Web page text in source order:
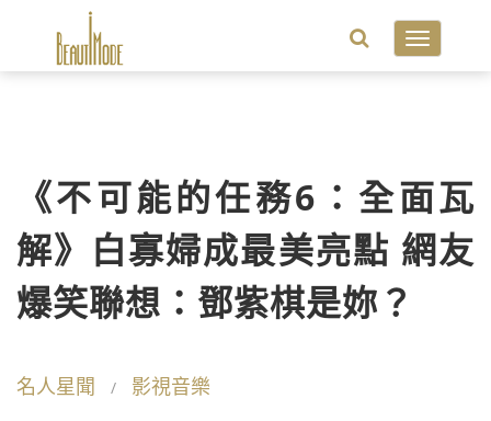
Toggle
《不可能的任務6：全面瓦
解》白寡婦成最美亮點 網友
爆笑聯想：鄧紫棋是妳？
名人星聞 影視音樂